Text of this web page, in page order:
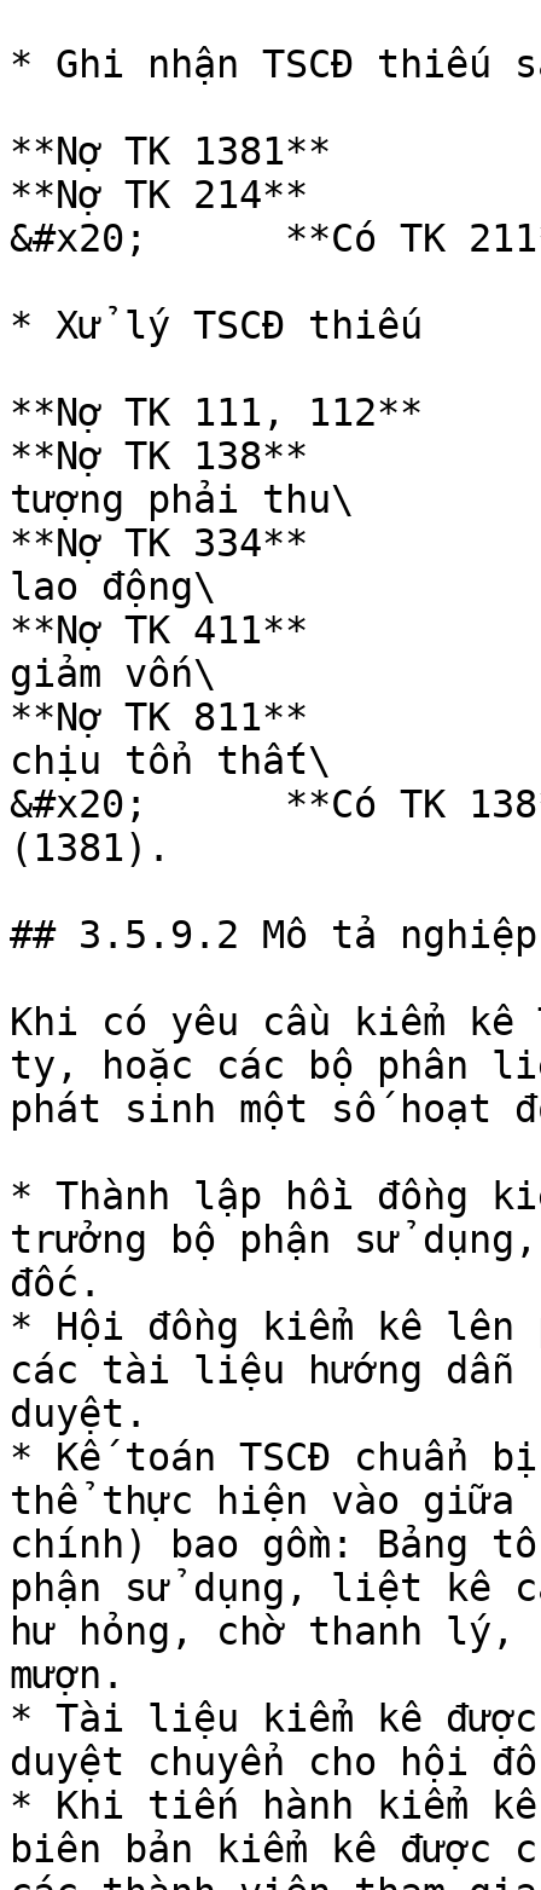
* Ghi nhận TSCĐ thiếu
**Nợ TK 1381**
**Nợ TK 214**
&#x20;      **Có TK
* Xử lý TSCĐ thiếu
**Nợ TK 111, 112**
**Nợ TK 138**
tượng phải thu\
**Nợ TK 334**
lao động\
**Nợ TK 411**
giảm vốn\
**Nợ TK 811**
chịu tổn thất\
&#x20;      **Có TK
(1381).
## 3.5.9.2 Mô tả
Khi có yêu cầu kiểm kê
ty, hoặc các bộ phân
phát sinh một số hoạt
* Thành lập hồi đồng
trưởng bộ phận sử
đốc.
* Hội đồng kiểm kê lên
các tài liệu hướng dẫn
duyệt.
* Kế toán TSCĐ chuẩn
thể thực hiện vào giữa
chính) bao gồm: Bảng
phận sử dụng, liệt kê
hư hỏng, chờ thanh lý,
mượn.
* Tài liệu kiểm kê
duyệt chuyển cho hội
* Khi tiến hành kiểm
biên bản kiểm kê được